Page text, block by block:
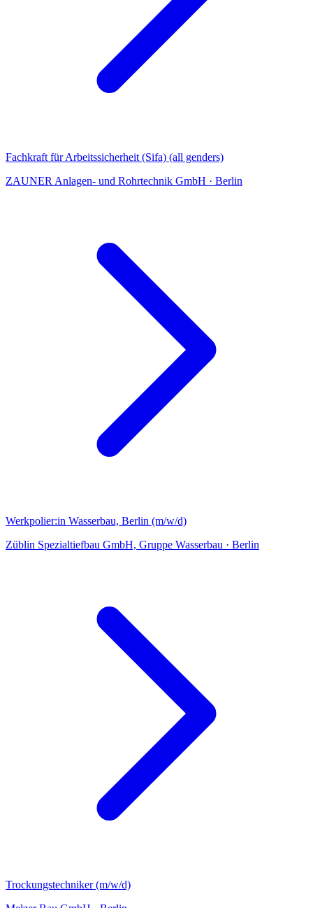
Fachkraft für Arbeitssicherheit (Sifa) (all genders)
ZAUNER Anlagen- und Rohrtechnik GmbH · Berlin
Werkpolier:in Wasserbau, Berlin (m/w/d)
Züblin Spezialtiefbau GmbH, Gruppe Wasserbau · Berlin
Trockungstechniker (m/w/d)